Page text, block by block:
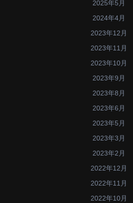
2025年5月
2024年4月
2023年12月
2023年11月
2023年10月
2023年9月
2023年8月
2023年6月
2023年5月
2023年3月
2023年2月
2022年12月
2022年11月
2022年10月